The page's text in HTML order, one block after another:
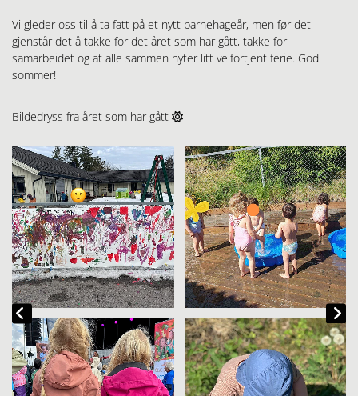
Vi gleder oss til å ta fatt på et nytt barnehageår, men før det
gjenstår det å takke for det året som har gått, takke for
samarbeidet og at alle sammen nyter litt velfortjent ferie. God
sommer!
Bildedryss fra året som har gått 